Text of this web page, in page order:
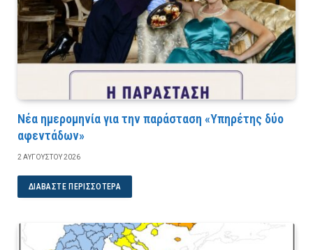
Νέα ημερομηνία για την παράσταση «Υπηρέτης δύο
αφεντάδων»
2 ΑΥΓΟΎΣΤΟΥ 2026
ΔΙΑΒΆΣΤΕ ΠΕΡΙΣΣΌΤΕΡΑ